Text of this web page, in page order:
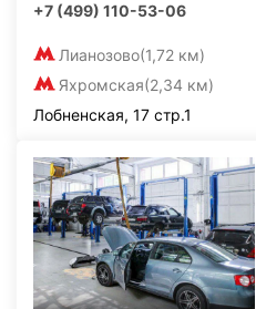
+7 (499) 110-53-06
Лианозово(1,72 км)
Яхромская(2,34 км)
Лобненская, 17 стр.1